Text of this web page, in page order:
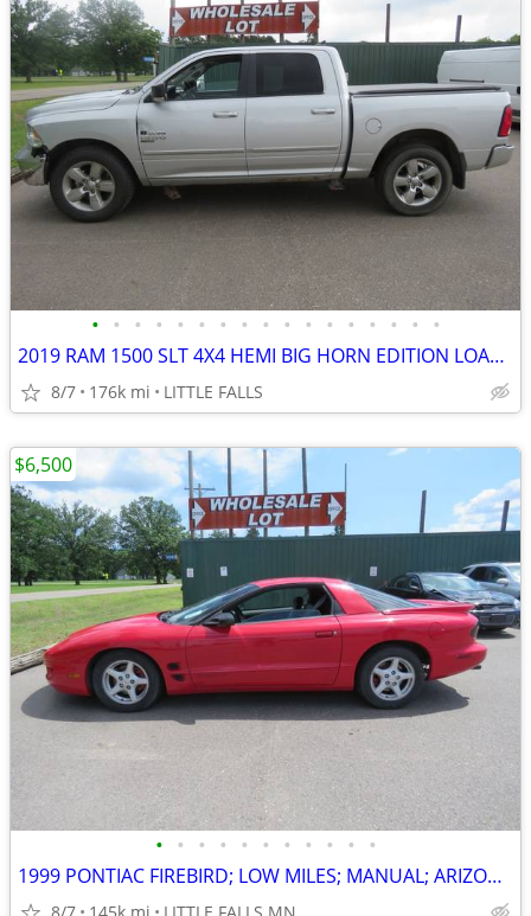
• • • • • • • • • • • • • • • • •
2019 RAM 1500 SLT 4X4 HEMI BIG HORN EDITION LOADED $12,830 BOOK VALUE
8/7 176k mi LITTLE FALLS
• • • • • • • • • • •
1999 PONTIAC FIREBIRD; LOW MILES; MANUAL; ARIZONA FRESH ARRIVAL !
$6,500